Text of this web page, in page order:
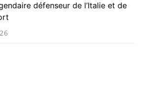
défenseur de l’Italie et de